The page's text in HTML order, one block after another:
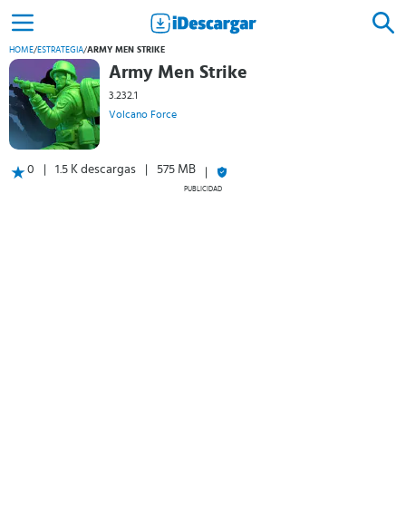
HOME/ESTRATEGIA/ARMY MEN STRIKE
Army Men Strike
3.232.1
Volcano Force
0 1.5 K descargas 575 MB
PUBLICIDAD